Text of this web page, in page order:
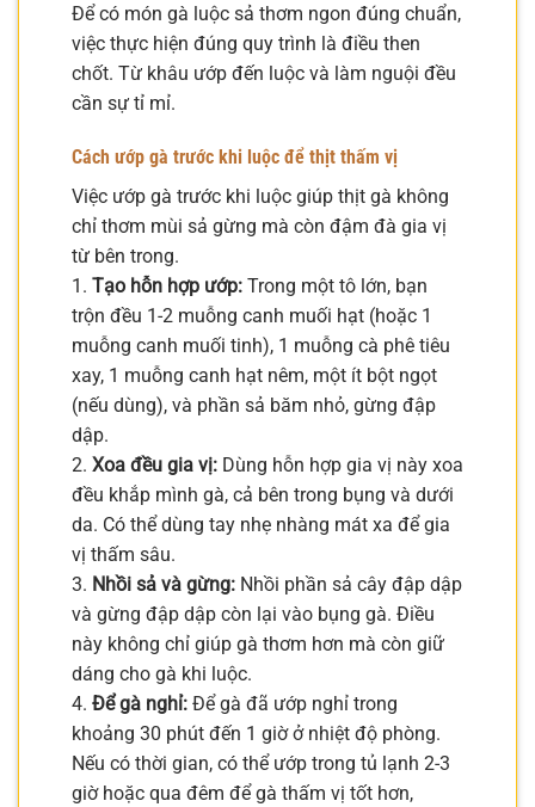
Để có món gà luộc sả thơm ngon đúng chuẩn,
việc thực hiện đúng quy trình là điều then
chốt. Từ khâu ướp đến luộc và làm nguội đều
cần sự tỉ mỉ.
Cách ướp gà trước khi luộc để thịt thấm vị
Việc ướp gà trước khi luộc giúp thịt gà không
chỉ thơm mùi sả gừng mà còn đậm đà gia vị
từ bên trong.
1. Tạo hỗn hợp ướp: Trong một tô lớn, bạn
trộn đều 1-2 muỗng canh muối hạt (hoặc 1
muỗng canh muối tinh), 1 muỗng cà phê tiêu
xay, 1 muỗng canh hạt nêm, một ít bột ngọt
(nếu dùng), và phần sả băm nhỏ, gừng đập
dập.
2. Xoa đều gia vị: Dùng hỗn hợp gia vị này xoa
đều khắp mình gà, cả bên trong bụng và dưới
da. Có thể dùng tay nhẹ nhàng mát xa để gia
vị thấm sâu.
3. Nhồi sả và gừng: Nhồi phần sả cây đập dập
và gừng đập dập còn lại vào bụng gà. Điều
này không chỉ giúp gà thơm hơn mà còn giữ
dáng cho gà khi luộc.
4. Để gà nghỉ: Để gà đã ướp nghỉ trong
khoảng 30 phút đến 1 giờ ở nhiệt độ phòng.
Nếu có thời gian, có thể ướp trong tủ lạnh 2-3
giờ hoặc qua đêm để gà thấm vị tốt hơn,